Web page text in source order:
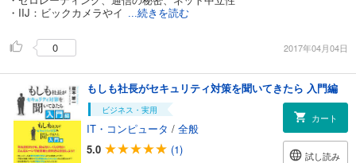
・IIJ：ビックカメラやイ ...続きを読む
0 2017年04月04日
もしも社長がセキュリティ対策を聞いてきたら 入門編
ビジネス・実用
IT・コンピュータ / 全般
5.0
(1)
カート
試し読み